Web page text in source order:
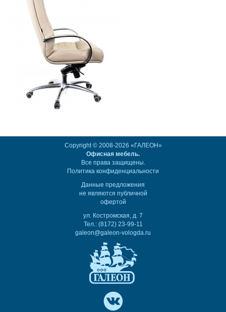
Copyright © 2008-2026 «ГАЛЕОН»
Офисная мебель.
Все права защищены.
Политика конфиденциальности
Данные предложения
не являются публичной
офертой
ул. Костромская, д. 7
Тел.: (8172) 23-99-11
galeon@galeon-vologda.ru